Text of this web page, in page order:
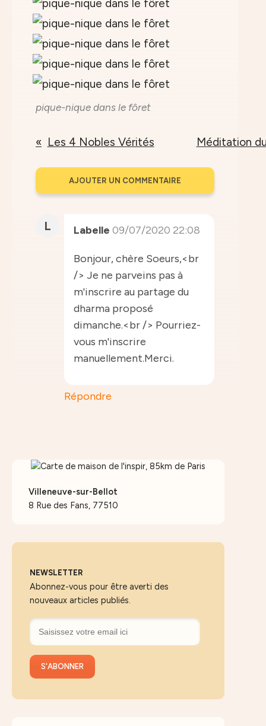
pique-nique dans le fôret
Les 4 Nobles Vérités Méditation
AJOUTER UN COMMENTAIRE
L Labelle 09/07/2020 22:08
Bonjour, chère Soeurs,<br
/> Je ne parveins pas à
m'inscrire au partage du
dharma proposé
dimanche.<br /> Pourriez-
vous m'inscrire
manuellement.Merci.
Répondre
Villeneuve-sur-Bellot
8 Rue des Fans, 77510
NEWSLETTER
Abonnez-vous pour être averti des
nouveaux articles publiés.